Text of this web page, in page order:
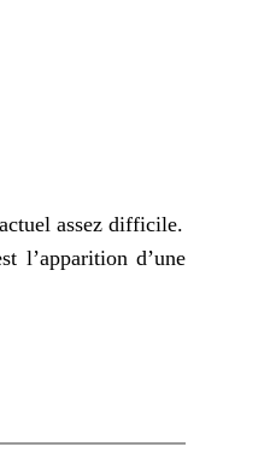
assez difficile.
l’apparition d’une